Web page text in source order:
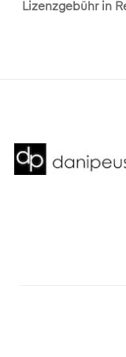
Lizenzgebühr in